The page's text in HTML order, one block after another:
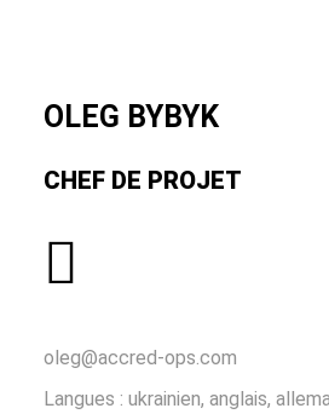
OLEG BYBYK
CHEF DE PROJET
oleg@accred-ops.com
Langues : ukrainien, anglais,